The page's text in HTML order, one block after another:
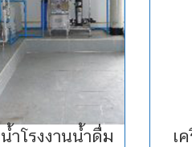
ำโรงงานน้ำดื่ม เ